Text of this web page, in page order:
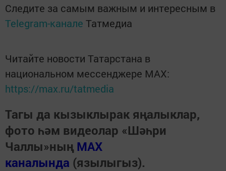
Следите за самым важным и интересным в
Telegram-канале Татмедиа
Читайте новости Татарстана в
национальном мессенджере MАХ:
https://max.ru/tatmedia
Тагы да кызыклырак яңалыклар,
фото һәм видеолар «Шәһри
Чаллы»ның MAX
каналында (язылыгыз).